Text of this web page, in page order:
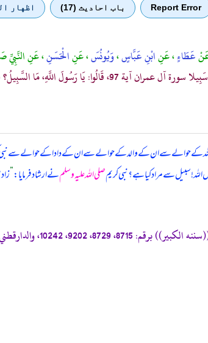
Report Error باب احادیث (17) اظهار
عَطَاءٍ، عَنِابْنِ عَبَّاسٍ،وَيُونُسَ، عَنِالْحَسَنِ، عَنِ النَّبِيِّ
رَسُولَ اللَّهِ، مَا السَّبِيلُ؟ قَالَ:" زَادٌ وَرَاحِلَةٌ"
کے حوالے سے ان کے والد کے حوالے سے ان کے دادا کے حوالے سے
سبیل سے مراد کیا ہے؟ نبی کریمصلی اللہ علیہ وسلمنے ارشاد فرمایا:”